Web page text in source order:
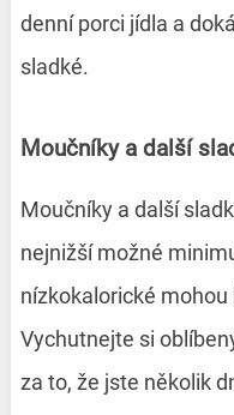
denní porci jídla a
sladké.
Moučníky a další
Moučníky a další
nejnižší možné
nízkokalorické
Vychutnejte si
za to, že jste několik